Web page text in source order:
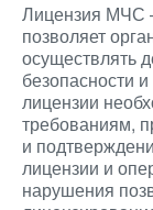
Лицензия МЧС
позволяет
осуществлять
безопасности
лицензии
требованиям,
и
лицензии и
нарушения